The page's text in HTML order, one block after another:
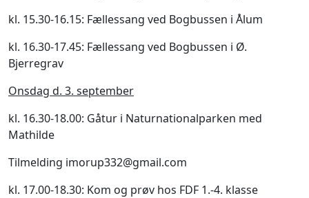
kl. 15.30-16.15: Fællessang ved Bogbussen i Ålum
kl. 16.30-17.45: Fællessang ved Bogbussen i Ø.
Bjerregrav
Onsdag d. 3. september
kl. 16.30-18.00: Gåtur i Naturnationalparken med
Mathilde
Tilmelding imorup332@gmail.com
kl. 17.00-18.30: Kom og prøv hos FDF 1.-4. klasse